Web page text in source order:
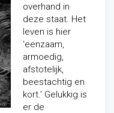
overhand in
deze staat. Het
leven is hier
‘eenzaam,
armoedig,
afstotelijk,
beestachtig en
kort.’ Gelukkig is
er de